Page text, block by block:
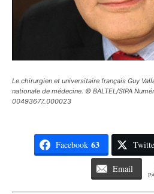
Le chirurgien et universitaire français Guy
nationale de médecine. © BALTEL/SIPA
00493677_000023
Facebook 63
Email